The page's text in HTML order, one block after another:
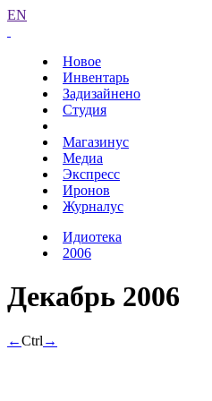
EN
Новое
Инвентарь
Задизайнено
Студия
Магазинус
Медиа
Экспресс
Иронов
Журналус
Идиотека
2006
Декабрь 2006
←Ctrl →